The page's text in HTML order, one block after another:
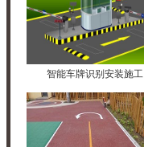
智能车牌识别安装施工